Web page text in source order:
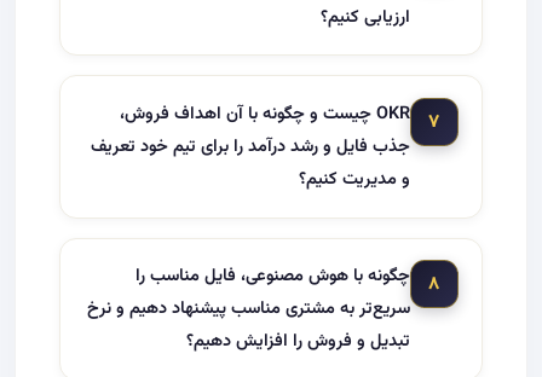
ارزیابی کنیم؟
۷
OKR چیست و چگونه با آن اهداف فروش،
جذب فایل و رشد درآمد را برای تیم خود تعریف
و مدیریت کنیم؟
۸
چگونه با هوش مصنوعی، فایل مناسب را
سریع‌تر به مشتری مناسب پیشنهاد دهیم و نرخ
تبدیل و فروش را افزایش دهیم؟